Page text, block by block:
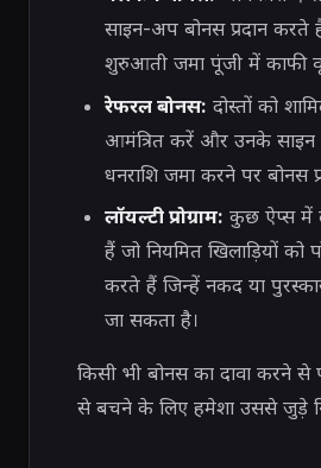
साइन-अप बोनस प्रदान
शुरुआती जमा पूंजी में काफी
रेफरल बोनस: दोस्तों को
आमंत्रित करें और उनके
धनराशि जमा करने पर बोनस
लॉयल्टी प्रोग्राम: कुछ ऐप्स में
हैं जो नियमित खिलाड़ियों को
करते हैं जिन्हें नकद या
जा सकता है।
किसी भी बोनस का दावा करने
से बचने के लिए हमेशा उससे जुड़े